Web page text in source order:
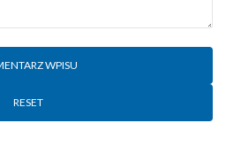
RESET